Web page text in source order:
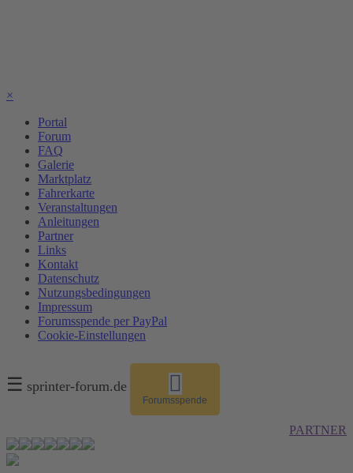
×
Portal
Forum
FAQ
Galerie
Marktplatz
Fahrerkarte
Veranstaltungen
Anleitungen
Partner
Links
Kontakt
Datenschutz
Nutzungsbedingungen
Impressum
Forumsspende per PayPal
Cookie-Einstellungen
☰ sprinter-forum.de
Forumsspende
PARTNER